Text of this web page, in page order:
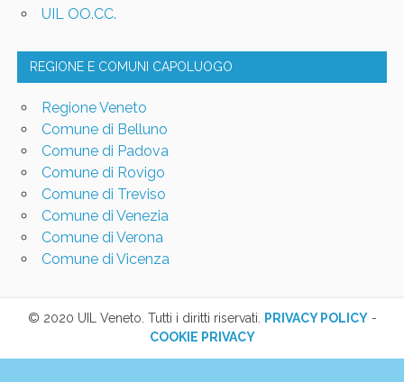
UIL OO.CC.
REGIONE E COMUNI CAPOLUOGO
Regione Veneto
Comune di Belluno
Comune di Padova
Comune di Rovigo
Comune di Treviso
Comune di Venezia
Comune di Verona
Comune di Vicenza
© 2020 UIL Veneto. Tutti i diritti riservati. PRIVACY POLICY-
COOKIE PRIVACY